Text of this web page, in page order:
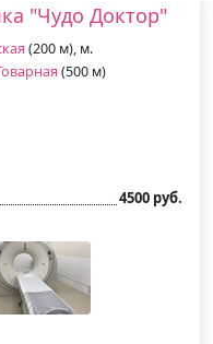
"Чудо Доктор"
(200 м), м.
(500 м)
4500 руб.